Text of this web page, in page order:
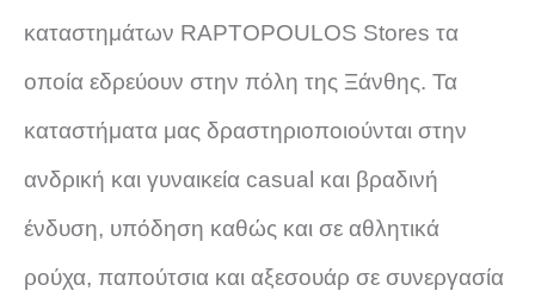
καταστημάτων RAPTOPOULOS Stores τα
οποία εδρεύουν στην πόλη της Ξάνθης. Τα
καταστήματα μας δραστηριοποιούνται στην
ανδρική και γυναικεία casual και βραδινή
ένδυση, υπόδηση καθώς και σε αθλητικά
ρούχα, παπούτσια και αξεσουάρ σε συνεργασία